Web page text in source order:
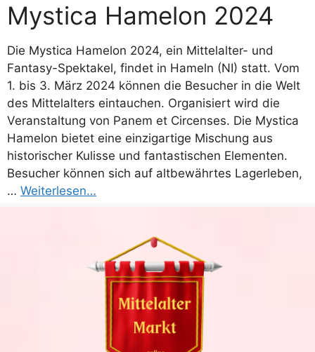
Mystica Hamelon 2024
Die Mystica Hamelon 2024, ein Mittelalter- und
Fantasy-Spektakel, findet in Hameln (NI) statt. Vom
1. bis 3. März 2024 können die Besucher in die Welt
des Mittelalters eintauchen. Organisiert wird die
Veranstaltung von Panem et Circenses. Die Mystica
Hamelon bietet eine einzigartige Mischung aus
historischer Kulisse und fantastischen Elementen.
Besucher können sich auf altbewährtes Lagerleben,
… Weiterlesen…